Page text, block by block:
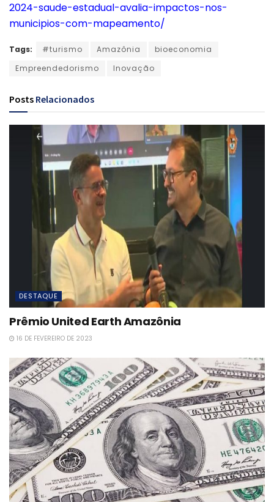
2024-saude-estadual-avalia-impactos-nos-
municipios-com-mapeamento/
Tags: #turismo Amazônia
bioeconomia
Empreendedorismo
Inovação
Posts Relacionados
DESTAQUE
Prêmio United Earth Amazônia
16 DE FEVEREIRO DE 2023